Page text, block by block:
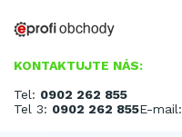
KONTAKTUJTE NÁS:
Tel: 0902 262 855
Tel 3: 0902 262 855E-mail: